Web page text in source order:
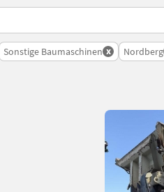
sortiert
Sonstige Baumaschinen x Nordberg